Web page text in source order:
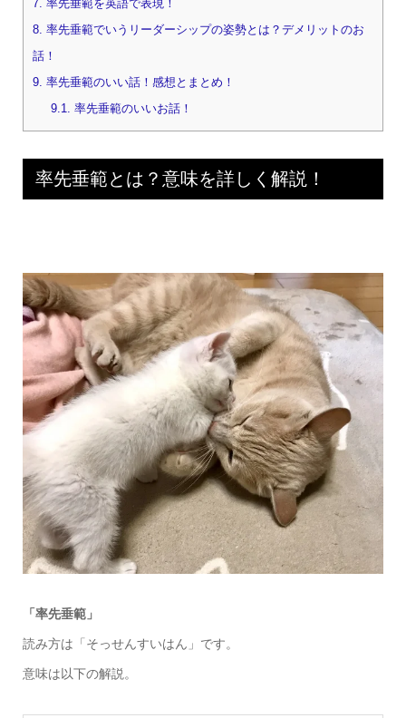
7. 率先垂範を英語で表現！
8. 率先垂範でいうリーダーシップの姿勢とは？デメリットのお
話！
9. 率先垂範のいい話！感想とまとめ！
9.1. 率先垂範のいいお話！
率先垂範とは？意味を詳しく解説！
「率先垂範」
読み方は「そっせんすいはん」です。
意味は以下の解説。